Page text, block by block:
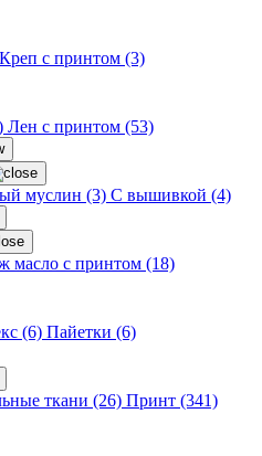
Креп с принтом (3)
Лен с принтом (53)
муслин (3) С вышивкой (4)
масло с принтом (18)
(6) Пайетки (6)
ткани (26) Принт (341)